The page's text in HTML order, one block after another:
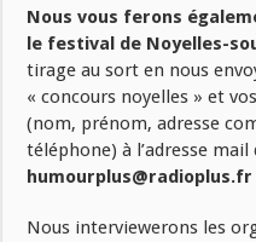
Nous vous ferons
le festival de Noyelles-
tirage au sort en nous
« concours noyelles » et
(nom, prénom, adresse
téléphone) à l’adresse mail
humourplus@radioplus.fr
Nous interviewerons les